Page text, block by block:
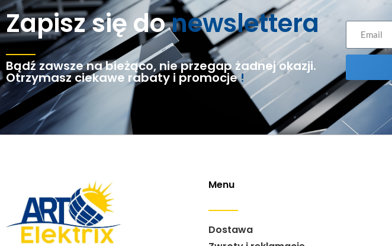
Zapisz się donewslettera
Bądź zawsze na bieżąco, nie przegap żadnej okazji.
Otrzymasz ciekawe rabaty i promocje!
Menu
Dostawa